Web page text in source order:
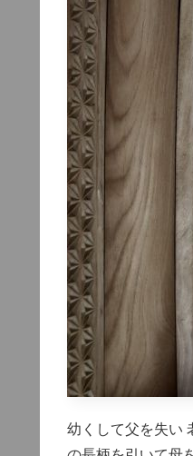
幼くして父を失い